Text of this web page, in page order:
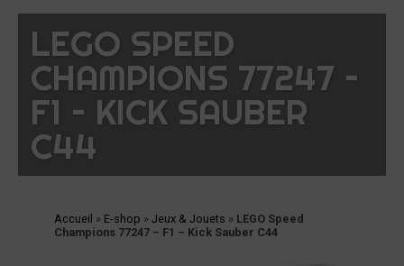
LEGO SPEED
CHAMPIONS 77247 –
F1 – KICK SAUBER
C44
Accueil » E-shop » Jeux & Jouets » LEGO Speed
Champions 77247 – F1 – Kick Sauber C44